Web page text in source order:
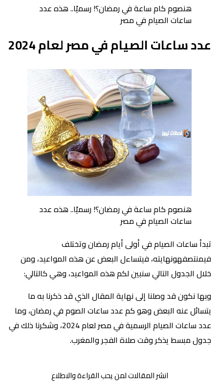
هنصوم كام ساعة في رمضان؟! رسميًا.. هذه عدد
ساعات الصيام في مصر
عدد ساعات الصيام في مصر لعام 2024
هنصوم كام ساعة في رمضان؟! رسميًا.. هذه عدد
ساعات الصيام في مصر
تبدأ ساعات الصيام في أولى أيام رمضان وتختلف
فيمنتصفهونهايته، فيتساءل البعض عن هذه المواعيد، ومن
خلال الجدول التالي سنبين لكم هذه المواعيد، وهي كالتالي:
وبها نكون قد وصلنا إلى نهاية المقال الذي قد ذكرنا به ما
يتسائل عنه البعض وهو كم عدد ساعات الصوم في رمضان، وما
عدد ساعات الصيام الرسمية في مصر لعام 2024، وشكرنا ذلك في
جدول مبسط يذكر وقت صلاة الفجر والمغرب.
انشر المقالات لمن يحب القراءة والاطلاع